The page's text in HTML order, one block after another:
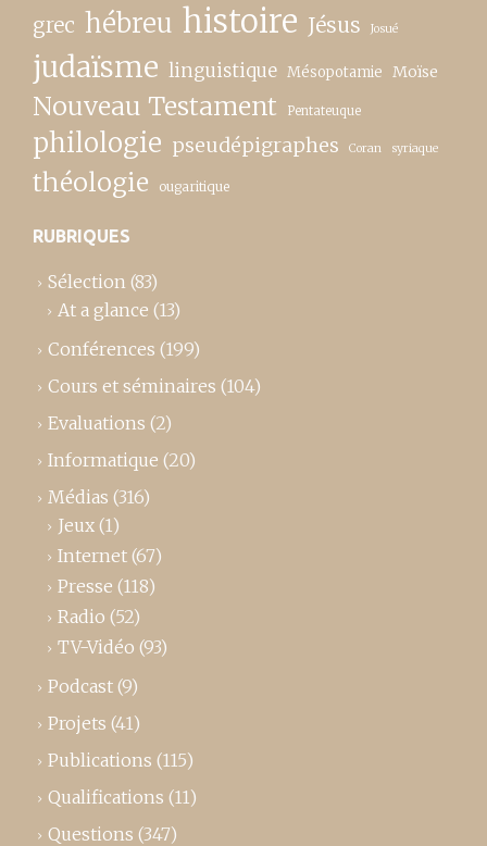
grec hébreu histoire Jésus Josué
judaïsme linguistique Mésopotamie Moïse
Nouveau Testament Pentateuque
philologie pseudépigraphes Coran syriaque
théologie ougaritique
RUBRIQUES
Sélection (83)
At a glance (13)
Conférences (199)
Cours et séminaires (104)
Evaluations (2)
Informatique (20)
Médias (316)
Jeux (1)
Internet (67)
Presse (118)
Radio (52)
TV-Vidéo (93)
Podcast (9)
Projets (41)
Publications (115)
Qualifications (11)
Questions (347)